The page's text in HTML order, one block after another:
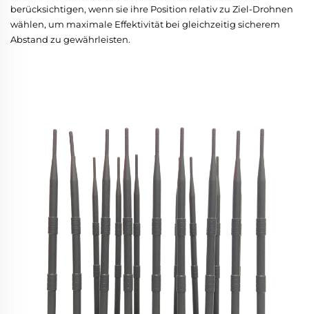
berücksichtigen, wenn sie ihre Position relativ zu Ziel-Drohnen
wählen, um maximale Effektivität bei gleichzeitig sicherem
Abstand zu gewährleisten.